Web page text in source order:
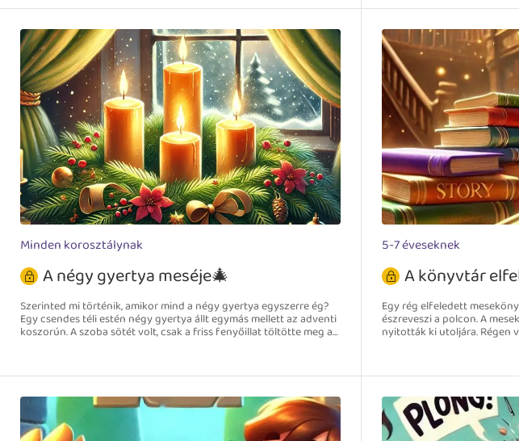
Minden korosztálynak
A négy gyertya meséje🎄
Szerinted mi történik, amikor mind a négy gyertya egyszerre ég?
Egy csendes téli estén négy gyertya állt egymás mellett az adventi
koszorún. A szoba sötét volt, csak a friss fenyőillat töltötte meg a
5-7 éveseknek
A könyvtár
Egy rég elfeledett
észreveszi a polcon. A
nyitották ki utoljára. Régen